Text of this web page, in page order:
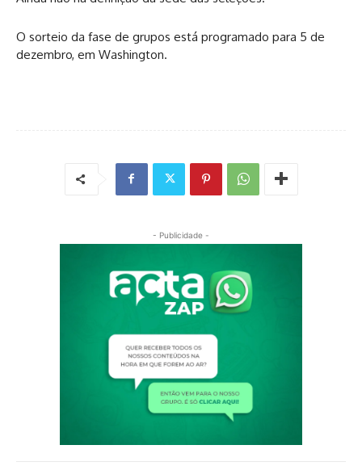
O sorteio da fase de grupos está programado para 5 de
dezembro, em Washington.
- Publicidade -